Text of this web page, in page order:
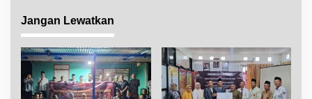
p
o
s
Jangan Lewatkan